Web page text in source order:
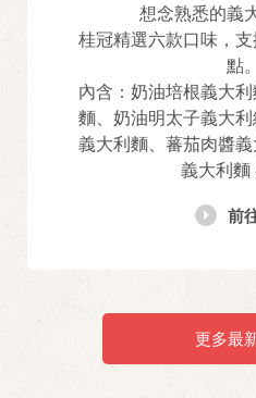
想念熟悉的義
桂冠精選六款口味，
點。
內含：奶油培根義大
麵、奶油明太子義大
義大利麵、蕃茄肉醬
義大利麵
前
更多最